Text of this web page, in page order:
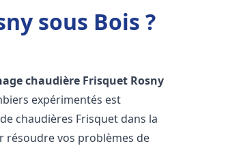
sous Bois ?
chaudière Frisquet Rosny
expérimentés est
chaudières Frisquet dans la
résoudre vos problèmes de